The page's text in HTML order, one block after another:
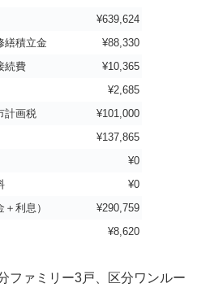
¥639,624
繕積立金
¥88,330
続費
¥10,365
¥2,685
計画税
¥101,000
¥137,865
¥0
¥0
利息）
¥290,759
¥8,620
ファミリー3戸、区分ワンルー